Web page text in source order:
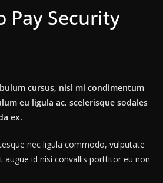
Pay Security
cursus, nisl mi condimentum
eu ligula ac, scelerisque sodales
ex.
nec ligula commodo, vulputate
augue id nisi convallis porttitor eu non